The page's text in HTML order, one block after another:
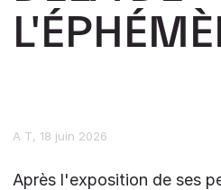
A T 18 juin 2026
Après l'exposition de ses